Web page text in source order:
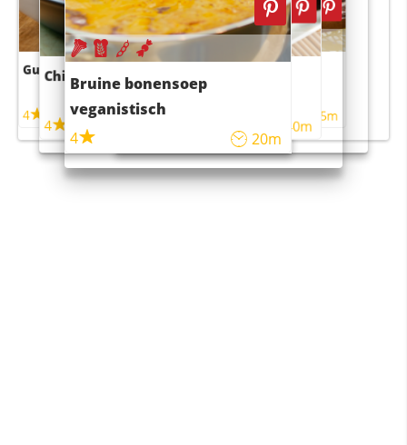
Guacamole
4
Chili con carne
4
Bruine bonensoep
veganistisch
4
20m
Sushi rijstsalade
maaltijdsalade
40m
4 55m